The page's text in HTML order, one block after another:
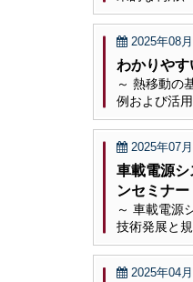
2025年08
わかりや
～ 熱移動の
例および活
2025年07
車載電源
ンセミナー
～ 車載電源
技術発展と
2025年04